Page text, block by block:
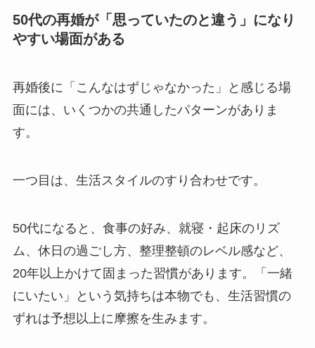
50代の再婚が「思っていたのと違う」になり
やすい場面がある
再婚後に「こんなはずじゃなかった」と感じる場
面には、いくつかの共通したパターンがありま
す。
一つ目は、生活スタイルのすり合わせです。
50代になると、食事の好み、就寝・起床のリズ
ム、休日の過ごし方、整理整頓のレベル感など、
20年以上かけて固まった習慣があります。「一緒
にいたい」という気持ちは本物でも、生活習慣の
ずれは予想以上に摩擦を生みます。